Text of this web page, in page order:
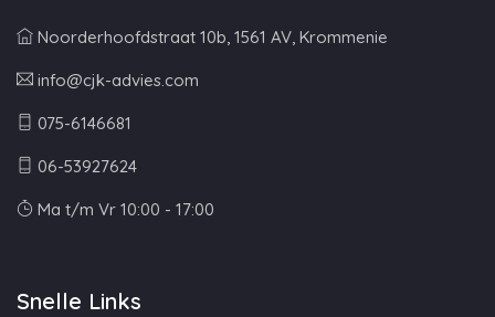
Noorderhoofdstraat 10b, 1561 AV, Krommenie
info@cjk-advies.com
075-6146681
06-53927624
Ma t/m Vr 10:00 - 17:00
Snelle Links